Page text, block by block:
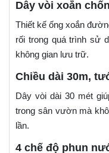
Dây vòi xoắn
Thiết kế ống xoắn
rối trong quá trình sử
không gian lưu trữ.
Chiều dài 30m,
Dây vòi dài 30 mét
trong sân vườn mà
lần.
4 chế độ phun